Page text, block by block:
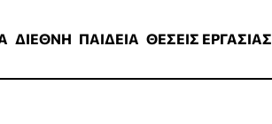
ΔΙΕΘΝΗ ΠΑΙΔΕΙΑ ΘΕΣΕΙΣ ΕΡΓΑΣΙΑΣ